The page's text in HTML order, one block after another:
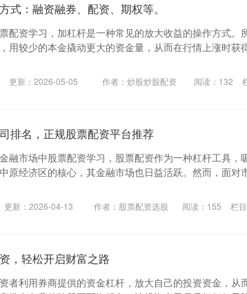
式：融资融券、配资、期权等。
配资学习，加杠杆是一种常见的放大收益的操作方式。
用较少的本金撬动更大的资金量，从而在行情上涨时获
更新：2026-05-05 作者：炒股炒股配资 阅读： 132
排名，正规股票配资平台推荐
融市场中股票配资学习，股票配资作为一种杠杆工具，
原经济区的核心，其金融市场也日益活跃。然而，面对
更新：2026-04-13 作者：股票配资选股 阅读： 155 栏目
，轻松开启财富之路
者利用券商提供的资金杠杆，放大自己的投资资金，从